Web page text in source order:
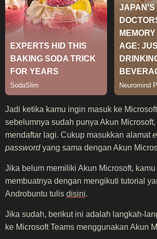
Jadi ketika kamu ingin masuk ke
sebelumnya sudah punya Akun
mendaftar lagi. Cukup masukkan alamat
passwordyang sama dengan Akun
Jika belum memiliki Akun Microsoft,
membuatnya dengan mengikuti tutorial
Androbuntu tulis disini.
Jika sudah, berikut ini adalah langkah-
ke Microsoft Teams menggunakan Akun